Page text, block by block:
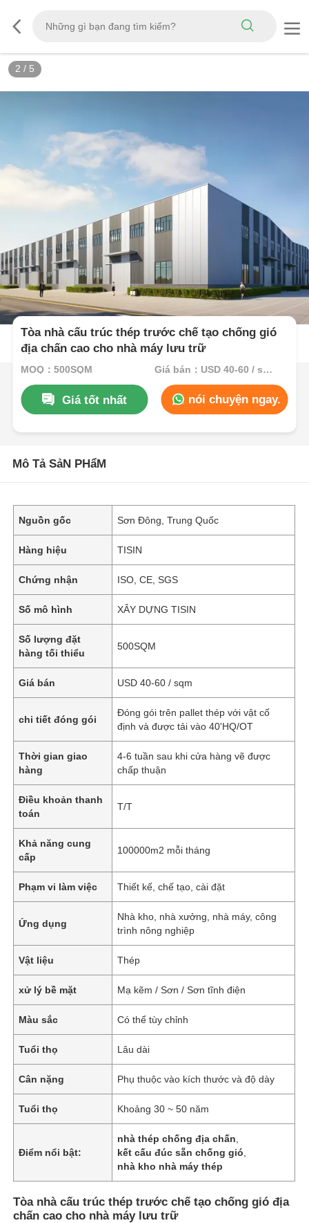
3 / 5
Tòa nhà cấu trúc thép trước chế tạo chống gió
địa chấn cao cho nhà máy lưu trữ
MOQ：500SQM Giá bán：USD 40-60 / sqm
Giá tốt nhất nói chuyện ngay.
Mô Tả SảN PHẩM
Nguồn gốc Sơn Đông, Trung Quốc
Hàng hiệu TISIN
Chứng nhận ISO, CE, SGS
Số mô hình XÂY DỰNG TISIN
Số lượng đặt
hàng tối thiểu
500SQM
Giá bán USD 40-60 / sqm
chi tiết đóng gói
Đóng gói trên pallet thép với vật cố
định và được tải vào 40'HQ/OT
Thời gian giao
hàng
4-6 tuần sau khi cửa hàng vẽ được
chấp thuận
Điều khoản thanh
toán
T/T
Khả năng cung
cấp
100000m2 mỗi tháng
Phạm vi làm việc Thiết kế, chế tạo, cài đặt
Ứng dụng
Nhà kho, nhà xưởng, nhà máy, công
trình nông nghiệp
Vật liệu Thép
xử lý bề mặt Mạ kẽm / Sơn / Sơn tĩnh điện
Màu sắc Có thể tùy chỉnh
Tuổi thọ Lâu dài
Cân nặng Phụ thuộc vào kích thước và độ dày
Tuổi thọ Khoảng 30 ~ 50 năm
Điểm nổi bật:
nhà thép chống địa chấn
kết cấu đúc sẵn chống gió
nhà kho nhà máy thép
Tòa nhà cấu trúc thép trước chế tạo chống gió địa
chấn cao cho nhà máy lưu trữ